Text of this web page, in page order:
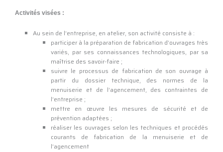
Activités visées :
Au sein de l’entreprise, en atelier, son activité consiste à :
participer à la préparation de fabrication d’ouvrages très
variés, par ses connaissances technologiques, par sa
maîtrise des savoir-faire ;
suivre le processus de fabrication de son ouvrage à
partir du dossier technique, des normes de la
menuiserie et de l’agencement, des contraintes de
l’entreprise ;
mettre en œuvre les mesures de sécurité et de
prévention adaptées ;
réaliser les ouvrages selon les techniques et procédés
courants de fabrication de la menuiserie et de
l’agencement